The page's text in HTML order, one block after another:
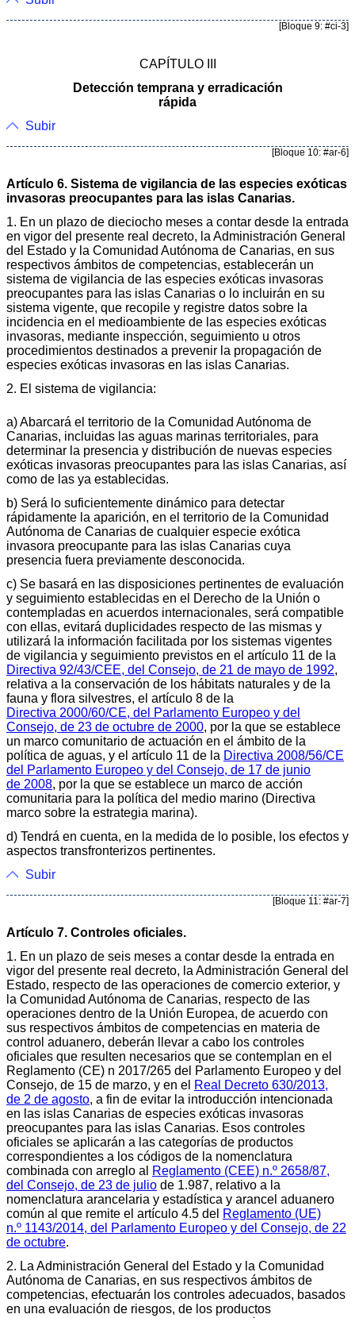
[Bloque 9: #ci-3]
CAPÍTULO III
Detección temprana y erradicación
rápida
Subir
[Bloque 10: #ar-6]
Artículo 6. Sistema de vigilancia de las especies exóticas
invasoras preocupantes para las islas Canarias.
1. En un plazo de dieciocho meses a contar desde la entrada
en vigor del presente real decreto, la Administración General
del Estado y la Comunidad Autónoma de Canarias, en sus
respectivos ámbitos de competencias, establecerán un
sistema de vigilancia de las especies exóticas invasoras
preocupantes para las islas Canarias o lo incluirán en su
sistema vigente, que recopile y registre datos sobre la
incidencia en el medioambiente de las especies exóticas
invasoras, mediante inspección, seguimiento u otros
procedimientos destinados a prevenir la propagación de
especies exóticas invasoras en las islas Canarias.
2. El sistema de vigilancia:
a) Abarcará el territorio de la Comunidad Autónoma de
Canarias, incluidas las aguas marinas territoriales, para
determinar la presencia y distribución de nuevas especies
exóticas invasoras preocupantes para las islas Canarias, así
como de las ya establecidas.
b) Será lo suficientemente dinámico para detectar
rápidamente la aparición, en el territorio de la Comunidad
Autónoma de Canarias de cualquier especie exótica
invasora preocupante para las islas Canarias cuya
presencia fuera previamente desconocida.
c) Se basará en las disposiciones pertinentes de evaluación
y seguimiento establecidas en el Derecho de la Unión o
contempladas en acuerdos internacionales, será compatible
con ellas, evitará duplicidades respecto de las mismas y
utilizará la información facilitada por los sistemas vigentes
de vigilancia y seguimiento previstos en el artículo 11 de la
Directiva 92/43/CEE, del Consejo, de 21 de mayo de 1992,
relativa a la conservación de los hábitats naturales y de la
fauna y flora silvestres, el artículo 8 de la
Directiva 2000/60/CE, del Parlamento Europeo y del
Consejo, de 23 de octubre de 2000, por la que se establece
un marco comunitario de actuación en el ámbito de la
política de aguas, y el artículo 11 de la Directiva 2008/56/CE
del Parlamento Europeo y del Consejo, de 17 de junio
de 2008, por la que se establece un marco de acción
comunitaria para la política del medio marino (Directiva
marco sobre la estrategia marina).
d) Tendrá en cuenta, en la medida de lo posible, los efectos y
aspectos transfronterizos pertinentes.
Subir
[Bloque 11: #ar-7]
Artículo 7. Controles oficiales.
1. En un plazo de seis meses a contar desde la entrada en
vigor del presente real decreto, la Administración General del
Estado, respecto de las operaciones de comercio exterior, y
la Comunidad Autónoma de Canarias, respecto de las
operaciones dentro de la Unión Europea, de acuerdo con
sus respectivos ámbitos de competencias en materia de
control aduanero, deberán llevar a cabo los controles
oficiales que resulten necesarios que se contemplan en el
Reglamento (CE) n 2017/265 del Parlamento Europeo y del
Consejo, de 15 de marzo, y en el Real Decreto 630/2013,
de 2 de agosto, a fin de evitar la introducción intencionada
en las islas Canarias de especies exóticas invasoras
preocupantes para las islas Canarias. Esos controles
oficiales se aplicarán a las categorías de productos
correspondientes a los códigos de la nomenclatura
combinada con arreglo al
Reglamento (CEE) n.º 2658/87,
del Consejo, de 23 de julio de 1.987, relativo a la
nomenclatura arancelaria y estadística y arancel aduanero
común al que remite el artículo 4.5 del Reglamento (UE)
n.º 1143/2014, del Parlamento Europeo y del Consejo, de 22
de octubre.
2. La Administración General del Estado y la Comunidad
Autónoma de Canarias, en sus respectivos ámbitos de
competencias, efectuarán los controles adecuados, basados
en una evaluación de riesgos, de los productos